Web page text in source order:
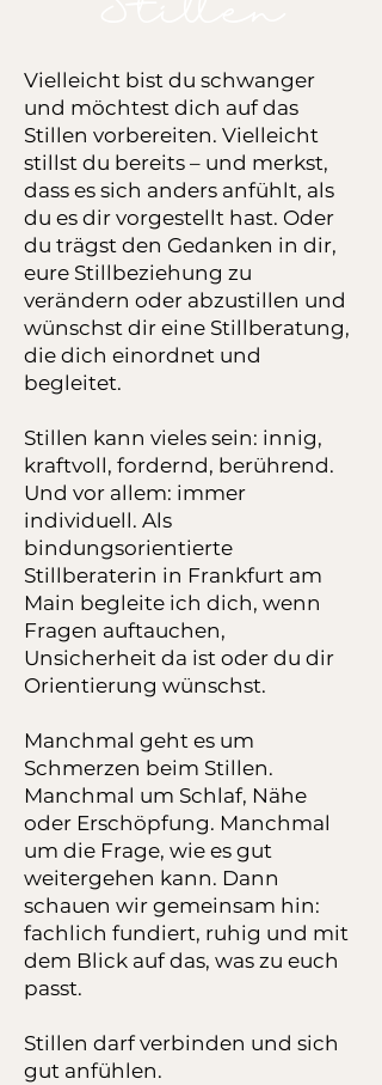
Vielleicht bist du schwanger
und möchtest dich auf das
Stillen vorbereiten. Vielleicht
stillst du bereits – und merkst,
dass es sich anders anfühlt, als
du es dir vorgestellt hast. Oder
du trägst den Gedanken in dir,
eure Stillbeziehung zu
verändern oder abzustillen und
wünschst dir eine Stillberatung,
die dich einordnet und
begleitet.
Stillen kann vieles sein: innig,
kraftvoll, fordernd, berührend.
Und vor allem: immer
individuell. Als
bindungsorientierte
Stillberaterin in Frankfurt am
Main begleite ich dich, wenn
Fragen auftauchen,
Unsicherheit da ist oder du dir
Orientierung wünschst.
Manchmal geht es um
Schmerzen beim Stillen.
Manchmal um Schlaf, Nähe
oder Erschöpfung. Manchmal
um die Frage, wie es gut
weitergehen kann. Dann
schauen wir gemeinsam hin:
fachlich fundiert, ruhig und mit
dem Blick auf das, was zu euch
passt.
Stillen darf verbinden und sich
gut anfühlen.